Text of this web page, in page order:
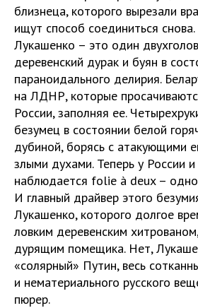
близнеца, которого вырезали
ищут способ соединиться
Лукашенко – это один
деревенский дурак и буян в
параноидального делирия.
на ЛДНР, которые
России, заполняя ее.
безумец в состоянии белой
дубиной, борясь с атакующими
злыми духами. Теперь у России и
наблюдается folie à deux –
И главный драйвер этого
Лукашенко, которого долгое
ловким деревенским
дурящим помещика. Нет,
«солярный» Путин, весь
и нематериального русского
пюрер.